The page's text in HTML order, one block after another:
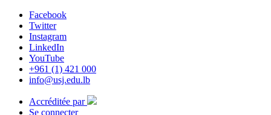
Facebook
Twitter
Instagram
LinkedIn
YouTube
+961 (1) 421 000
info@usj.edu.lb
Accréditée par
Se connecter